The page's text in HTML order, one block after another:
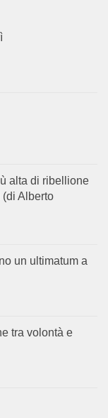
alta di ribellione
Alberto
un ultimatum a
tra volontà e